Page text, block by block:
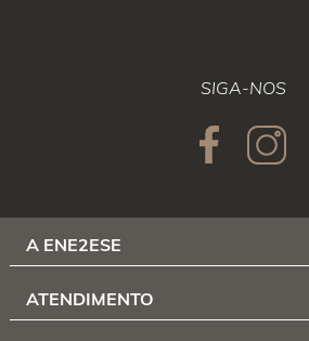
SIGA-NOS
A ENE2ESE
ATENDIMENTO